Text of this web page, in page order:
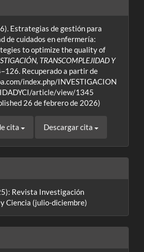
Estrategias de gestión para
de cuidados en enfermería:
to optimize the quality of
TRANSCOMPLEJIDAD Y
Recuperado a partir de
index.php/INVESTIGACION
article/view/1345
26 de febrero de 2026)
cita Descargar cita
Revista Investigación
Ciencia (julio-diciembre)